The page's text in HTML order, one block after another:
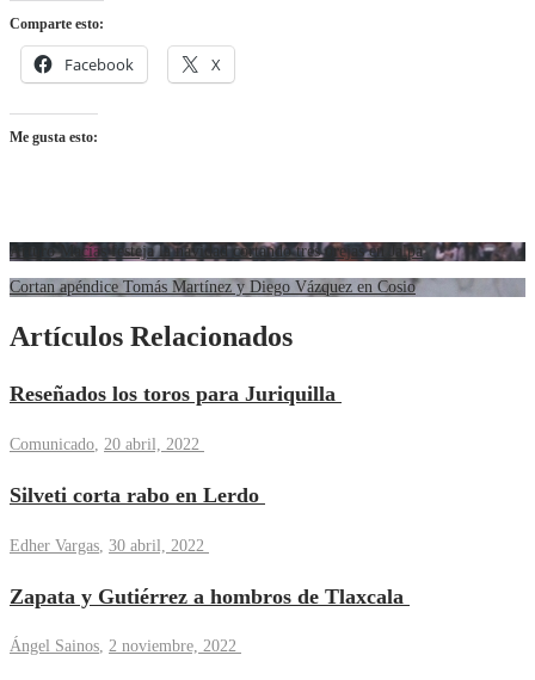
Comparte esto:
Facebook X
Me gusta esto:
Arturo Macías festeja la navidad cortando tres orejas en Jalpa
Cortan apéndice Tomás Martínez y Diego Vázquez en Cosio
Artículos Relacionados
Reseñados los toros para Juriquilla
Comunicado 20 abril, 2022
Silveti corta rabo en Lerdo
Edher Vargas 30 abril, 2022
Zapata y Gutiérrez a hombros de Tlaxcala
Ángel Sainos, 2 noviembre, 2022